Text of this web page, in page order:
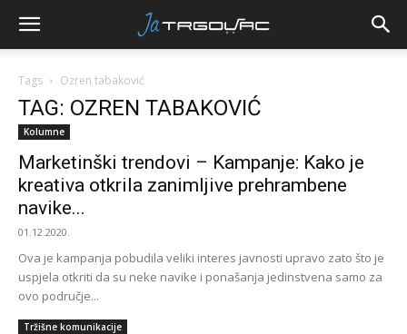
Tags Ozren tabaković
TAG: OZREN TABAKOVIĆ
Kolumne
Marketinški trendovi – Kampanje: Kako je
kreativa otkrila zanimljive prehrambene
navike...
01.12.2020.
Ova je kampanja pobudila veliki interes javnosti upravo zato što je
uspjela otkriti da su neke navike i ponašanja jedinstvena samo za
ovo područje...
Tržišne komunikacije